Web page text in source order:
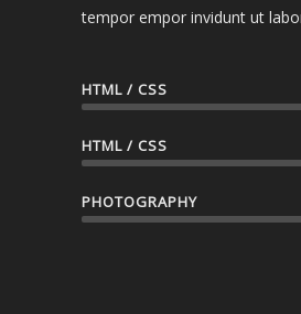
tempor empor invidunt ut
HTML / CSS
HTML / CSS
PHOTOGRAPHY